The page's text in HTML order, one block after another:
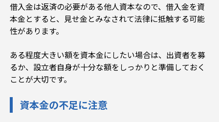
借入金は返済の必要がある他人資本なので、 借入金を資
本金とすると、見せ金とみなされて法律に抵触する可能
性があります。
ある程度大きい額を資本金にしたい場合は、出資者を募
るか、設立者自身が十分な額をしっかりと準備しておく
ことが大切です。
資本金の不足に注意